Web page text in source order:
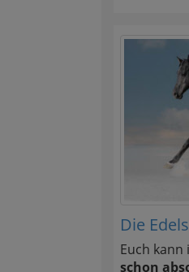
Die
Euch kann
schon